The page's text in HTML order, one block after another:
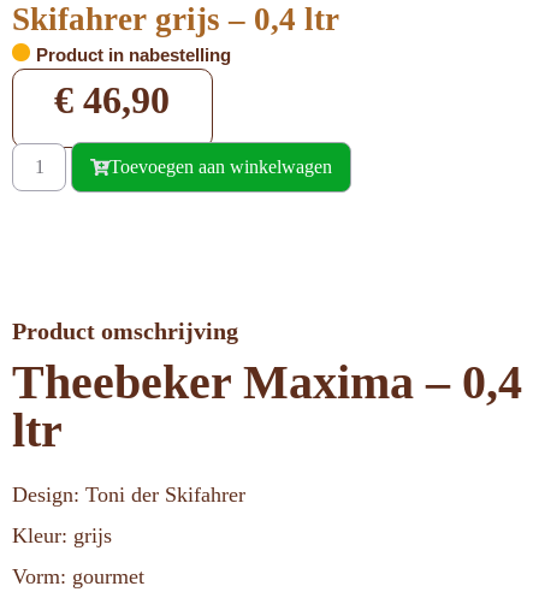
Skifahrer grijs – 0,4 ltr
Product in nabestelling
€ 46,90
Toevoegen aan winkelwagen
Product omschrijving
Theebeker Maxima – 0,4
ltr
Design: Toni der Skifahrer
Kleur: grijs
Vorm: gourmet